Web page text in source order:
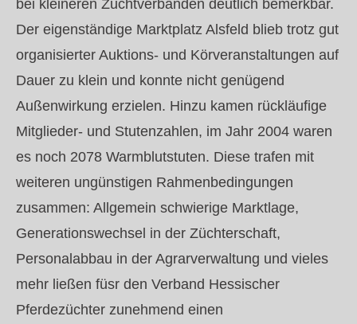
bei kleineren Zuchtverbänden deutlich bemerkbar.
Der eigenständige Marktplatz Alsfeld blieb trotz gut
organisierter Auktions- und Körveranstaltungen auf
Dauer zu klein und konnte nicht genügend
Außenwirkung erzielen. Hinzu kamen rückläufige
Mitglieder- und Stutenzahlen, im Jahr 2004 waren
es noch 2078 Warmblutstuten. Diese trafen mit
weiteren ungünstigen Rahmenbedingungen
zusammen: Allgemein schwierige Marktlage,
Generationswechsel in der Züchterschaft,
Personalabbau in der Agrarverwaltung und vieles
mehr ließen füsr den Verband Hessischer
Pferdezüchter zunehmend einen